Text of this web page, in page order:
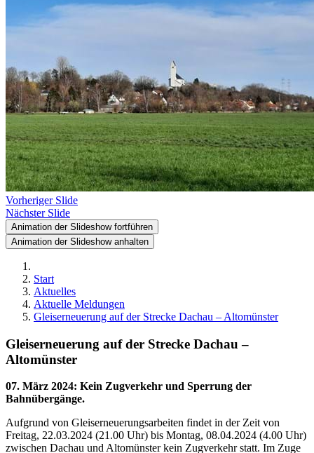
Vorheriger Slide
Nächster Slide
Animation der Slideshow fortführen
Animation der Slideshow anhalten
Start
Aktuelles
Aktuelle Meldungen
Gleiserneuerung auf der Strecke Dachau – Altomünster
Gleiserneuerung auf der Strecke Dachau –
Altomünster
07. März 2024: Kein Zugverkehr und Sperrung der
Bahnübergänge.
Aufgrund von Gleiserneuerungsarbeiten findet in der Zeit von
Freitag, 22.03.2024 (21.00 Uhr) bis Montag, 08.04.2024 (4.00 Uhr)
zwischen Dachau und Altomünster kein Zugverkehr statt. Im Zuge